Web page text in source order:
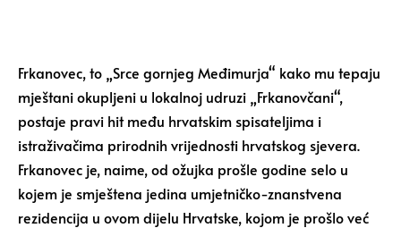
Frkanovec, to „Srce gornjeg Međimurja“ kako mu tepaju
mještani okupljeni u lokalnoj udruzi „Frkanovčani“,
postaje pravi hit među hrvatskim spisateljima i
istraživačima prirodnih vrijednosti hrvatskog sjevera.
Frkanovec je, naime, od ožujka prošle godine selo u
kojem je smještena jedina umjetničko-znanstvena
rezidencija u ovom dijelu Hrvatske, kojom je prošlo već